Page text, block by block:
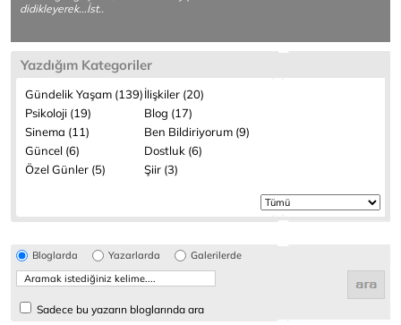
didikleyerek...İst..
Yazdığım Kategoriler
Gündelik Yaşam (139)İlişkiler (20)
Psikoloji (19)
Blog (17)
Sinema (11)
Ben Bildiriyorum (9)
Güncel (6)
Dostluk (6)
Özel Günler (5)
Şiir (3)
Bloglarda Yazarlarda Galerilerde
Sadece bu yazarın bloglarında ara